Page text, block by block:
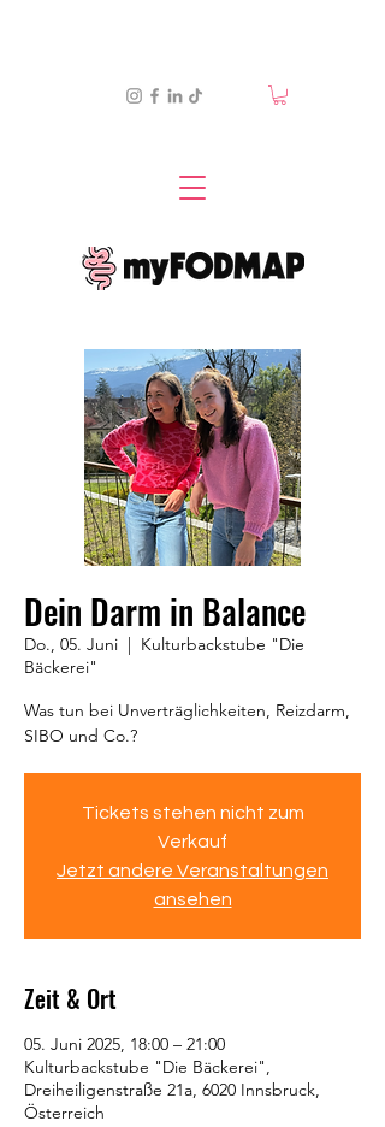
Dein Darm in Balance
Do., 05. Juni
  |
Kulturbackstube "Die
Bäckerei"
Was tun bei Unverträglichkeiten, Reizdarm,
SIBO und Co.?
Tickets stehen nicht zum
Verkauf
Jetzt andere Veranstaltungen
ansehen
Zeit & Ort
05. Juni 2025, 18:00 – 21:00
Kulturbackstube "Die Bäckerei",
Dreiheiligenstraße 21a, 6020 Innsbruck,
Österreich